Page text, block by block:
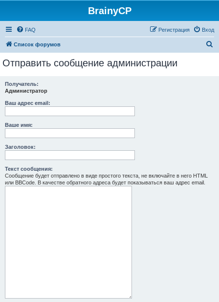
BrainyCP
FAQ Вход
Регистрация
Список форумов
Отправить сообщение администрации
Получатель:
Администратор
Ваш адрес email:
Ваше имя:
Заголовок:
Текст сообщения:
Сообщение будет отправлено в виде простого текста, не включайте в него HTML
или BBCode. В качестве обратного адреса будет показываться ваш адрес email.